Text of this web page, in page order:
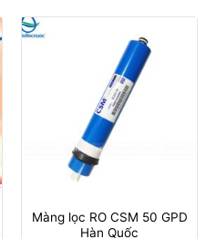
Màng lọc RO CSM 50 GPD
Hàn Quốc